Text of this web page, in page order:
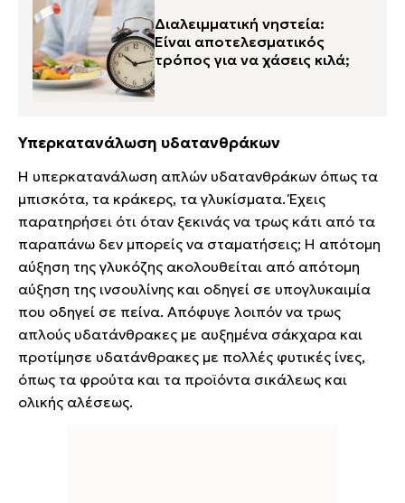
Διαλειμματική νηστεία:
Είναι αποτελεσματικός
τρόπος για να χάσεις κιλά;
Υπερκατανάλωση υδατανθράκων
Η υπερκατανάλωση απλών υδατανθράκων όπως τα
μπισκότα, τα κράκερς, τα γλυκίσματα. Έχεις
παρατηρήσει ότι όταν ξεκινάς να τρως κάτι από τα
παραπάνω δεν μπορείς να σταματήσεις; Η απότομη
αύξηση της γλυκόζης ακολουθείται από απότομη
αύξηση της ινσουλίνης και οδηγεί σε υπογλυκαιμία
που οδηγεί σε πείνα. Απόφυγε λοιπόν να τρως
απλούς υδατάνθρακες με αυξημένα σάκχαρα και
προτίμησε υδατάνθρακες με πολλές φυτικές ίνες,
όπως τα φρούτα και τα προϊόντα σικάλεως και
ολικής αλέσεως.